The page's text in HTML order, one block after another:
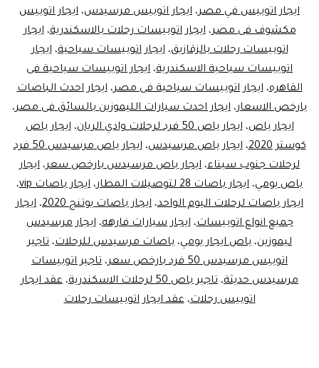
ايجار اتوبيس في مصر، ايجار اتوبيس مرسيدس، ايجار اتوبيس
مكشوف فى مصر،ايجار اتوبيسات رحلات بالاسكندرية،ايجار
اتوبيسات رحلات بالزقازيق،ايجار اتوبيسات سياحية،ايجار
اتوبيسات سياحية الاسكندرية، ايجار اتوبيسات سياحية فى
القاهره،ايجار اتوبيسات سياحية فى مصر،ايجار احدث الباصات
بارخص الاسعار، ايجار احدث سيارات الليموزين بالسائق فى مصر،
ايجار باص،ايجار باص 50 فرد لرحلات وادي الريان ،ايجار باص
كوستر 2020
،ايجار باص مرسيدس،
ايجار باص مرسيدس 50 فرد
لرحلات جنوب سيناء، ايجار باص مرسيدس بارخص سعر، ايجار
باص يومي، ايجار باصات 28 لتوصيلات المطار ، ايجار باصات vip
،
ايجار باصات لرحلات اليوم الواحد، ايجار باصات يوتنج 2020 ، ايجار
جميع انواع اتوبيسات،ايجار سيارات فارهه،ايجار مرسيدس
ليموزين، باص ايجار يومي، باصات مرسيدس للرحلات، تاجير
اتوبيس مرسيدس 50 فرد بارخص سعر
، تاجير اتوبيسات
مرسيدس حديثة، تاجير باص 50 لرحلات الاسكندرية ، عقد ايجار
اتوبيس رحلات،عقد ايجار اتوبيسات رحلات